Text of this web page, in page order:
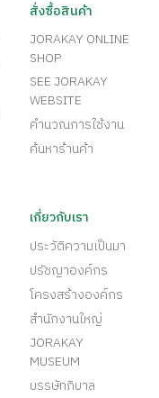
สั่งซื้อสินค้า
JORAKAY ONLINE
SHOP
SEE JORAKAY
WEBSITE
คำนวณการใช้งาน
ค้นหาร้านค้า
เกี่ยวกับเรา
ประวัติความเป็นมา
ปรัชญาองค์กร
โครงสร้างองค์กร
สำนักงานใหญ่
JORAKAY
MUSEUM
บรรษัทภิบาล